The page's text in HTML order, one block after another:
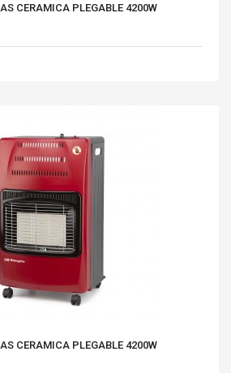
CERAMICA PLEGABLE 4200W
CERAMICA PLEGABLE 4200W